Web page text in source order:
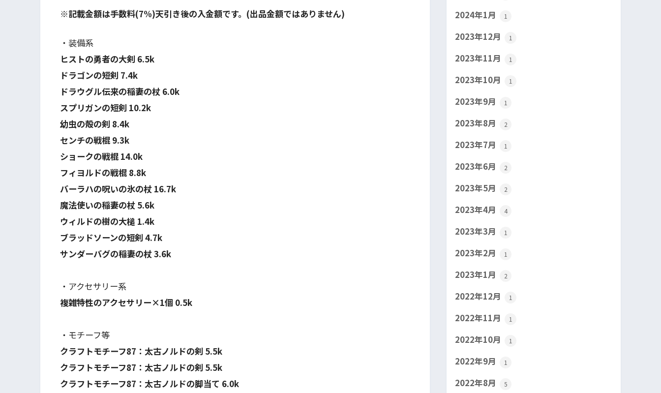
※記載金額は手数料(7%)天引き後の入金額です。(出品金額ではありません)
・装備系
ヒストの勇者の大剣 6.5k
ドラゴンの短剣 7.4k
ドラウグル伝来の稲妻の杖 6.0k
スプリガンの短剣 10.2k
幼虫の殻の剣 8.4k
センチの戦棍 9.3k
ショークの戦棍 14.0k
フィヨルドの戦棍 8.8k
バーラハの呪いの氷の杖 16.7k
魔法使いの稲妻の杖 5.6k
ウィルドの樹の大槌 1.4k
ブラッドソーンの短剣 4.7k
サンダーバグの稲妻の杖 3.6k
・アクセサリー系
複雑特性のアクセサリー×1個 0.5k
・モチーフ等
クラフトモチーフ87：太古ノルドの剣 5.5k
クラフトモチーフ87：太古ノルドの剣 5.5k
クラフトモチーフ87：太古ノルドの脚当て 6.0k
2024年1月 1
2023年12月 1
2023年11月 1
2023年10月 1
2023年9月 1
2023年8月 2
2023年7月 1
2023年6月 2
2023年5月 2
2023年4月 4
2023年3月 1
2023年2月 1
2023年1月 2
2022年12月 1
2022年11月 1
2022年10月 1
2022年9月 1
2022年8月 5